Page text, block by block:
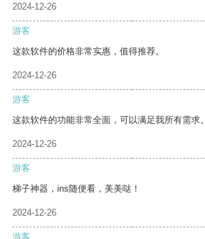
2024-12-26
游客
这款软件的价格非常实惠，值得推荐。
2024-12-26
游客
这款软件的功能非常全面，可以满足我所有需求。
2024-12-26
游客
梯子神器，ins随便看，美美哒！
2024-12-26
游客